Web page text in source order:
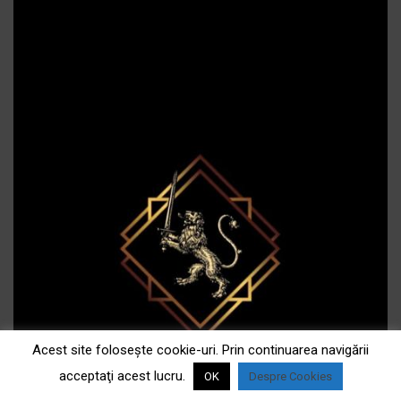
Acest site foloseşte cookie-uri. Prin continuarea navigării
acceptaţi acest lucru.
OK Despre Cookies